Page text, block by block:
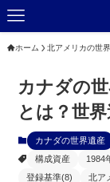
ホーム 北アメリカの世
カナダの
とは？世
カナダの世界遺産
構成資産
1984
登録基準(8)
北ア